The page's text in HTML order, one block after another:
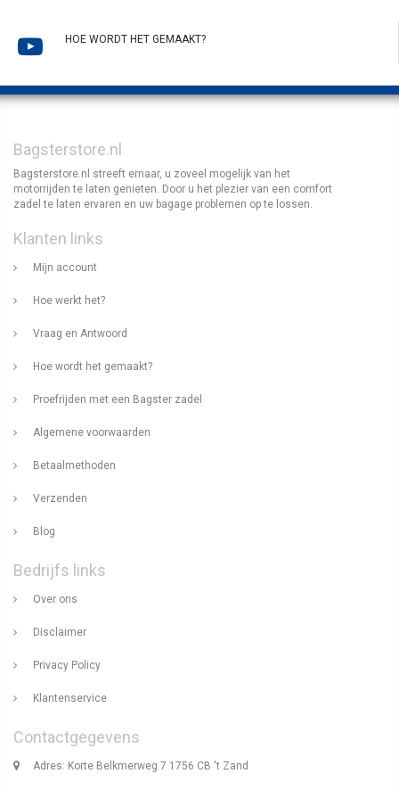
HOE WORDT HET GEMAAKT?
Bagsterstore.nl
Bagsterstore.nl streeft ernaar, u zoveel mogelijk van het
motorrijden te laten genieten. Door u het plezier van een comfort
zadel te laten ervaren en uw bagage problemen op te lossen.
Klanten links
Mijn account
Hoe werkt het?
Vraag en Antwoord
Hoe wordt het gemaakt?
Proefrijden met een Bagster zadel
Algemene voorwaarden
Betaalmethoden
Verzenden
Blog
Bedrijfs links
Over ons
Disclaimer
Privacy Policy
Klantenservice
Contactgegevens
Adres: Korte Belkmerweg 7 1756 CB 't Zand